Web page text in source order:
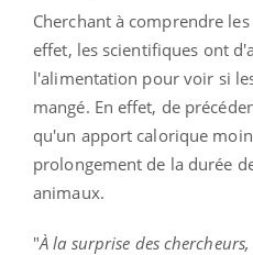
Cherchant à comprendre
effet, les scientifiques ont
l'alimentation pour voir si
mangé. En effet, de
qu'un apport calorique
prolongement de la durée
animaux.
"À la surprise des